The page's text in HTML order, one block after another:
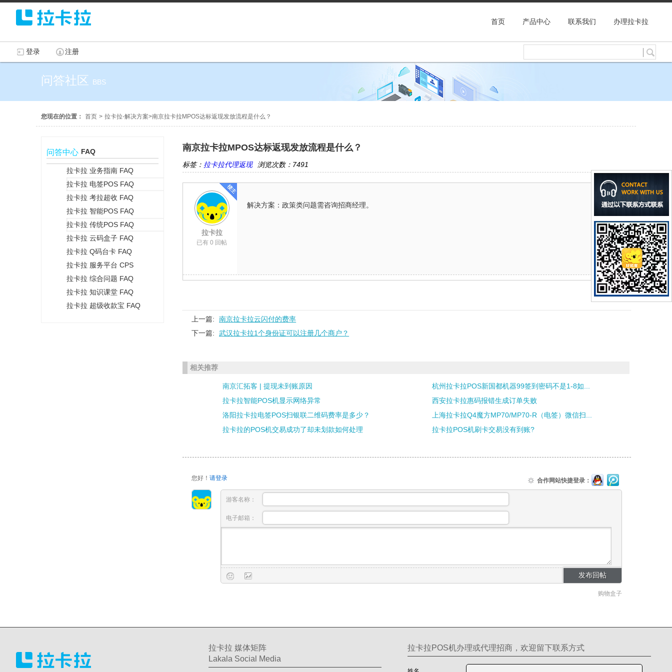
首页 产品中心 联系我们 办理拉卡拉
登录 注册
问答社区 BBS
您现在的位置： 首页 > 拉卡拉-解决方案>南京拉卡拉MPOS达标返现发放流程是什么？
问答中心 FAQ
拉卡拉 业务指南 FAQ
拉卡拉 电签POS FAQ
拉卡拉 考拉超收 FAQ
拉卡拉 智能POS FAQ
拉卡拉 传统POS FAQ
拉卡拉 云码盒子 FAQ
拉卡拉 Q码台卡 FAQ
拉卡拉 服务平台 CPS
拉卡拉 综合问题 FAQ
拉卡拉 知识课堂 FAQ
拉卡拉 超级收款宝 FAQ
南京拉卡拉MPOS达标返现发放流程是什么？
标签： 拉卡拉代理返现 浏览次数：7491
拉卡拉
已有 0 回帖
解决方案：政策类问题需咨询招商经理。
上一篇:
南京拉卡拉云闪付的费率
下一篇:
武汉拉卡拉1个身份证可以注册几个商户？
相关推荐
南京汇拓客 | 提现未到账原因
杭州拉卡拉POS新国都机器99签到密码不是1-8如...
拉卡拉智能POS机显示网络异常
西安拉卡拉惠码报错生成订单失败
洛阳拉卡拉电签POS扫银联二维码费率是多少？
上海拉卡拉Q4魔方MP70/MP70-R（电签）微信扫...
拉卡拉的POS机交易成功了却未划款如何处理
拉卡拉POS机刷卡交易没有到账?
您好！请登录 合作网站快捷登录：
游客名称：
电子邮箱：
购物盒子
拉卡拉 媒体矩阵
Lakala Social Media
拉卡拉POS机办理或代理招商，欢迎留下联系方式